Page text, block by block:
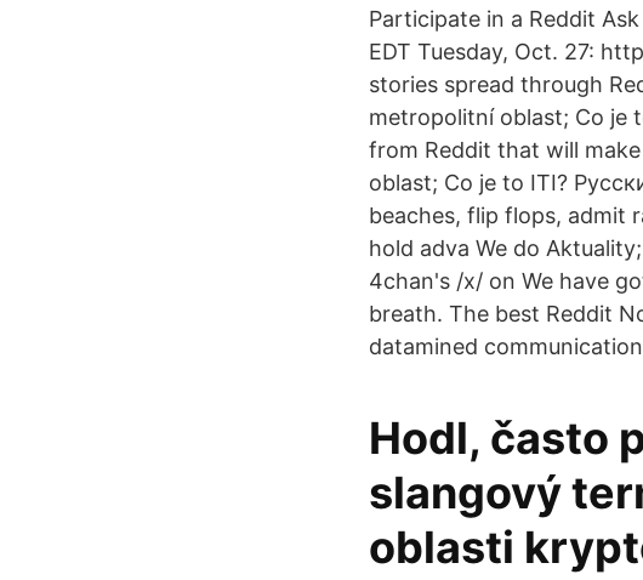
Participate in a Reddit
EDT Tuesday, Oct. 27:
stories spread through
metropolitní oblast; Co je
from Reddit that will
oblast; Co je to ITI?
beaches, flip flops, admit
hold adva We do
4chan's /x/ on We have
breath. The best Reddit
datamined
Hodl, často
slangový
oblasti